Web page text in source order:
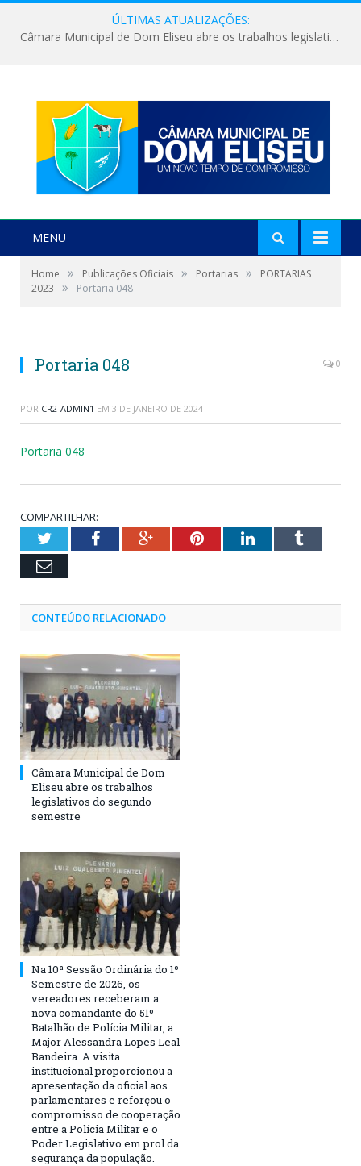
ÚLTIMAS ATUALIZAÇÕES:
Câmara Municipal de Dom Eliseu abre os trabalhos legislativos do segundo semestre
MENU
Home » Publicações Oficiais » Portarias »
PORTARIAS
2023
» Portaria 048
Portaria 048 0
POR CR2-ADMIN1 EM 3 DE JANEIRO DE 2024
Portaria 048
COMPARTILHAR:
TwitterFacebookGoogle+PinterestLinkedInTumblr
Email
CONTEÚDO RELACIONADO
Câmara Municipal de Dom
Eliseu abre os trabalhos
legislativos do segundo
semestre
Na 10ª Sessão Ordinária do 1º
Semestre de 2026, os
vereadores receberam a
nova comandante do 51º
Batalhão de Polícia Militar, a
Major Alessandra Lopes Leal
Bandeira. A visita
institucional proporcionou a
apresentação da oficial aos
parlamentares e reforçou o
compromisso de cooperação
entre a Polícia Militar e o
Poder Legislativo em prol da
segurança da população.